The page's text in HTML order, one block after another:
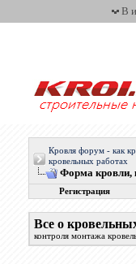
В
Кровля форум - как
кровельных работах
Форма кровли,
Регистрация
Все о
контроля монтажа